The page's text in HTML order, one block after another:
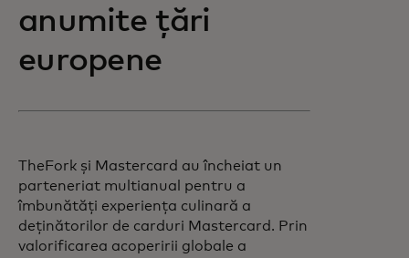
anumite țări
europene
TheFork și Mastercard au încheiat un
parteneriat multianual pentru a
îmbunătăți experiența culinară a
deținătorilor de carduri Mastercard. Prin
valorificarea acoperirii globale a